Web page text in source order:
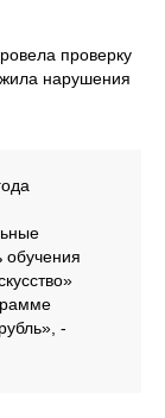
проверку
нарушения
обучения
-